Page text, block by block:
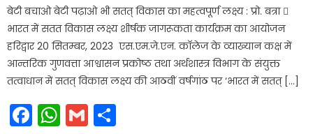
बेटी बचाओ बेटी पढ़ाओ भी सतत् विकास का महत्वपूर्ण लक्ष्य : प्रो. बत्रा 
भारत में सतत विकास लक्ष्य शीर्षक जागरूकता कार्यक्रम का आयोजन
हरिद्वार 20 सितम्बर, 2023 एस.एम.जे.एन. काॅलेज के व्याख्यान कक्ष में
आन्तरिक गुणवत्ता आश्वासन प्रकोष्ठ तथा अर्थशास्त्र विभाग के संयुक्त
तत्वाधान में सतत् विकास लक्ष्य की आठवीं वर्षगांठ पर ‘भारत में सतत् […]
Facebook
WhatsApp
Gmail